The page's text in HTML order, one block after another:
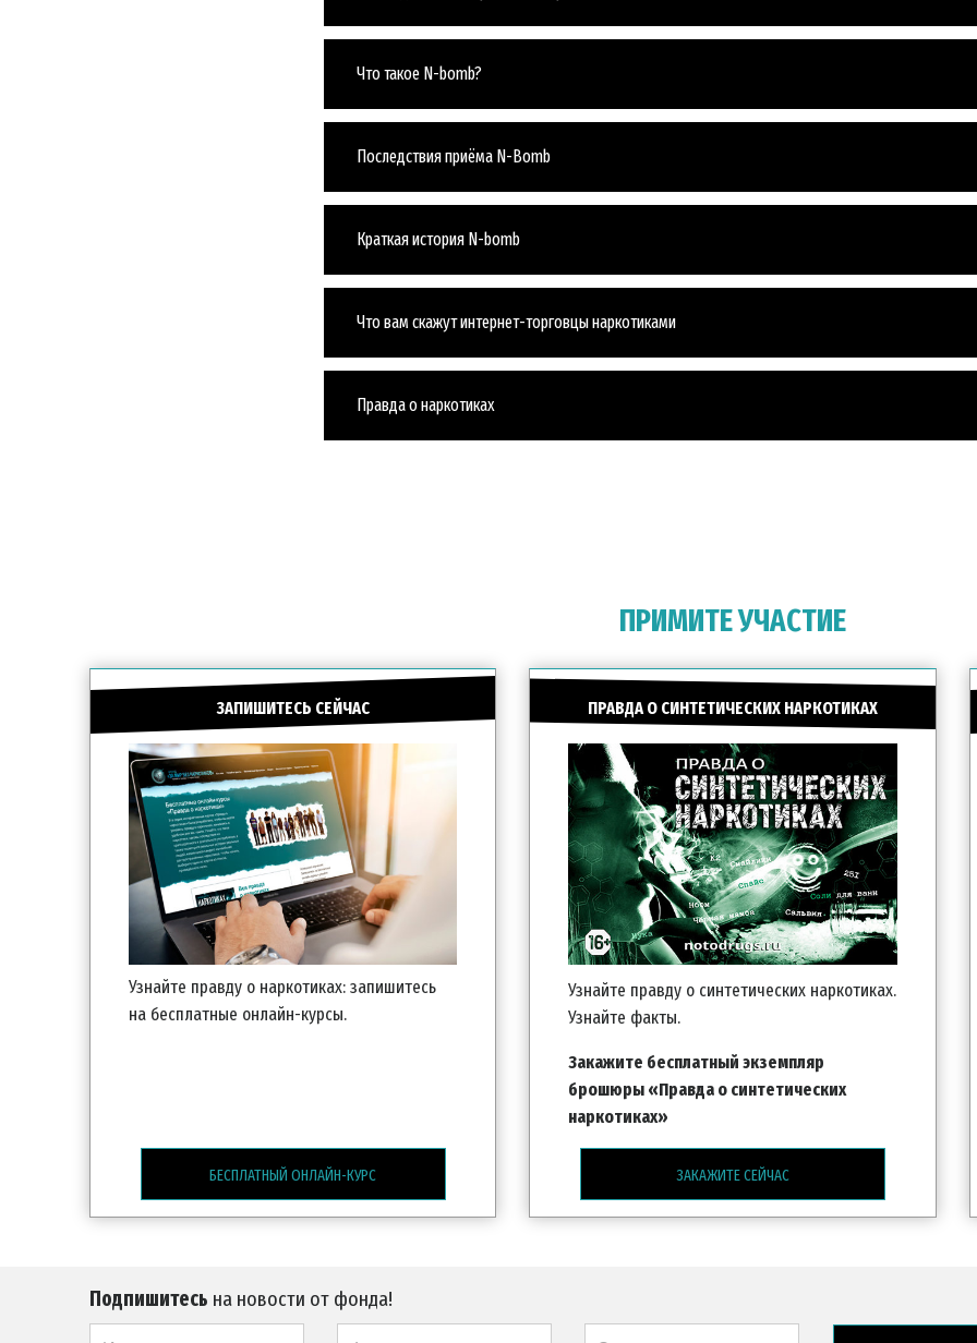
Что такое N-bomb?
Последствия приёма N-Bomb
Краткая история N-bomb
Что вам скажут интернет-торговцы наркотиками
Правда о наркотиках
ПРИМИТЕ УЧАСТИЕ
ЗАПИШИТЕСЬ СЕЙЧАС
Узнайте правду о наркотиках: запишитесь
на бесплатные онлайн-курсы.
БЕСПЛАТНЫЙ ОНЛАЙН-КУРС
ПРАВДА О СИНТЕТИЧЕСКИХ НАРКОТИКАХ
Узнайте правду о синтетических наркотиках.
Узнайте факты.
Закажите бесплатный экземпляр
брошюры «Правда о синтетических
наркотиках»
ЗАКАЖИТЕ СЕЙЧАС
Подпишитесь на новости от фонда!